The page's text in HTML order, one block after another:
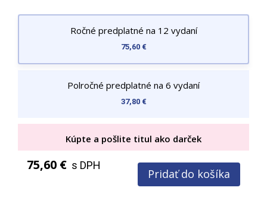
História železníc – zaujímavé príbehy tratí, lokomotív a
železničných osobností
Reportáže a rozhovory – exkluzívne pohľady priamo z
kvalitnými fotografiami a detailnými analýzami. Ponúka
hodnotu pre čitateľa, ktorý hľadá spoľahlivé informácie,
technické zaujímavosti a autentické príbehy zo sveta
Ročné predplatné na 12 vydaní
75,60 €
Polročné predplatné na 6 vydaní
37,80 €
Kúpte a pošlite titul ako darček
75,60 € s DPH
Pridať do košíka